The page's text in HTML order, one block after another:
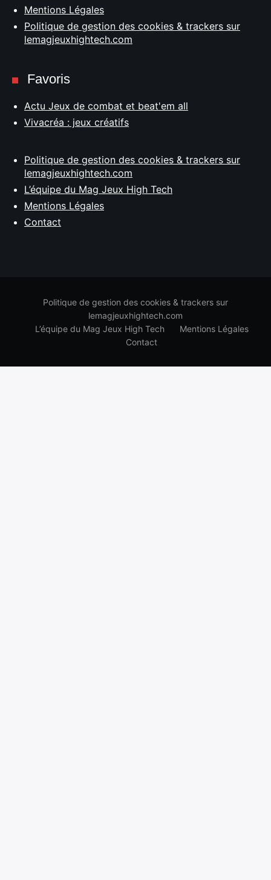
Mentions Légales
Politique de gestion des cookies & trackers sur
lemagjeuxhightech.com
Favoris
Actu Jeux de combat et beat'em all
Vivacréa : jeux créatifs
Politique de gestion des cookies & trackers sur
lemagjeuxhightech.com
L’équipe du Mag Jeux High Tech
Mentions Légales
Contact
Politique de gestion des cookies & trackers sur
lemagjeuxhightech.com
L’équipe du Mag Jeux High Tech
Mentions Légales
Contact